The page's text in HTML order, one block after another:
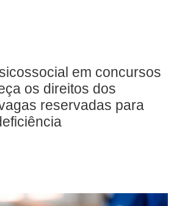
em concursos
os direitos dos
reservadas para